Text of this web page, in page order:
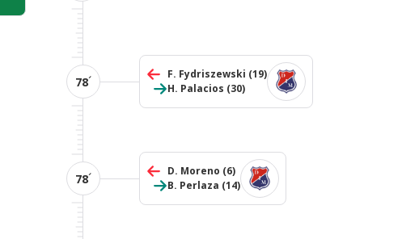
78´ F. Fydriszewski (19)
H. Palacios (30)
78´ D. Moreno (6)
B. Perlaza (14)